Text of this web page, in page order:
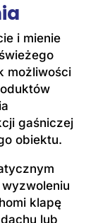
i mienie
możliwości
gaśniczej
obiektu.
klapę
lub